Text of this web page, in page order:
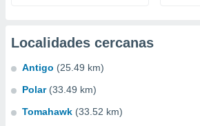
Localidades cercanas
Antigo (25.49 km)
Polar (33.49 km)
Tomahawk (33.52 km)